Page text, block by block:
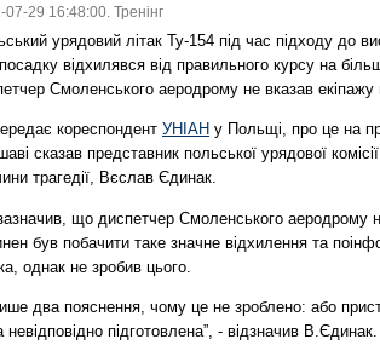
07-29 16:48:00. Тренінг
урядовий літак Ту-154 під час підходу до
відхилявся від правильного курсу на
Смоленського аеродрому не вказав екіпажу
кореспондент УНІАН у Польщі, про це на
сказав представник польської урядової
трагедії, Вєслав Єдинак.
що диспетчер Смоленського аеродрому
був побачити таке значне відхилення та
однак не зробив цього.
два пояснення, чому це не зроблено: або
невідповідно підготовлена”, - відзначив В.Єдинак.